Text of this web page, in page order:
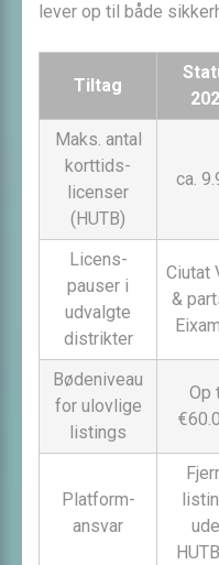
lever op til både
Tiltag
Maks. antal
korttids­
licenser
(HUTB)
ca.
Licens­
pauser i
udvalgte
distrikter
Ciutat
&
Bødeniveau
for ulovlige
listings
Op
Platform­
ansvar